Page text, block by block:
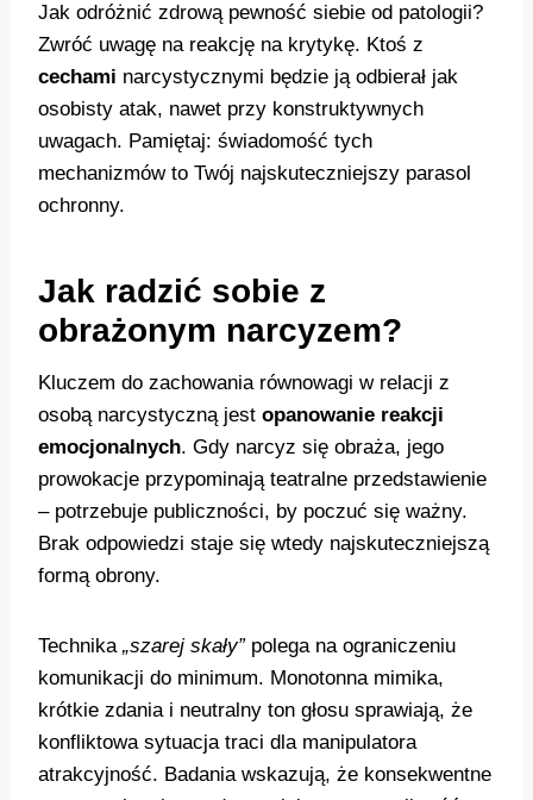
Jak odróżnić zdrową pewność siebie od patologii?
Zwróć uwagę na reakcję na krytykę. Ktoś z
cechami narcystycznymi będzie ją odbierał jak
osobisty atak, nawet przy konstruktywnych
uwagach. Pamiętaj: świadomość tych
mechanizmów to Twój najskuteczniejszy parasol
ochronny.
Jak radzić sobie z
obrażonym narcyzem?
Kluczem do zachowania równowagi w relacji z
osobą narcystyczną jest opanowanie reakcji
emocjonalnych. Gdy narcyz się obraża, jego
prowokacje przypominają teatralne przedstawienie
– potrzebuje publiczności, by poczuć się ważny.
Brak odpowiedzi staje się wtedy najskuteczniejszą
formą obrony.
Technika „szarej skały”polega na ograniczeniu
komunikacji do minimum. Monotonna mimika,
krótkie zdania i neutralny ton głosu sprawiają, że
konfliktowa sytuacja traci dla manipulatora
atrakcyjność. Badania wskazują, że konsekwentne